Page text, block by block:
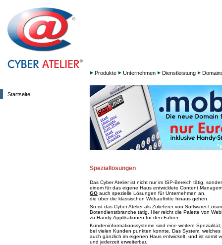
Startseite
Produkte Unternehmen Dienstleistung
Speziallösungen
Das Cyber Atelier ist nicht nur im ISP-Bereich tätig,
einem für das eigene Haus entwicklete Content
GO auch spezielle Lösungen für Unternehmen an,
die über die klassischen Webauftritte hinaus gehen.
So ist das Cyber Atelier als Zulieferer von Softwarer-
Botendienstbranche tätig. Hier reicht die Palette von
zu Handy-Applikationen für den Fahrer.
Kundeninformationssysteme sind eine weitere
bei vielen Kunden punkten konnte. Das System, welches
auch gänzlich im eigenen Haus entwickelt, und ist somit
und jederzeit erweiterbar.